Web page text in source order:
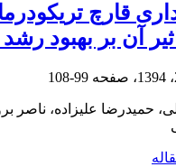
قارچ
آن بر بهبود رشد
99-108
حمیدرضا علیزاده، ناصر